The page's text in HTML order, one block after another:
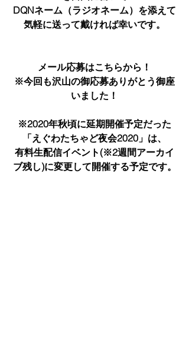
DQNネーム（ラジオネーム）を添えて
気軽に送って戴ければ幸いです。
メール応募はこちらから！
※今回も沢山の御応募ありがとう御座
いました！
※2020年秋頃に延期開催予定だった
「えぐわたちゃど夜会2020」は、
有料生配信イベント(※2週間アーカイ
ブ残し)に変更して開催する予定です。